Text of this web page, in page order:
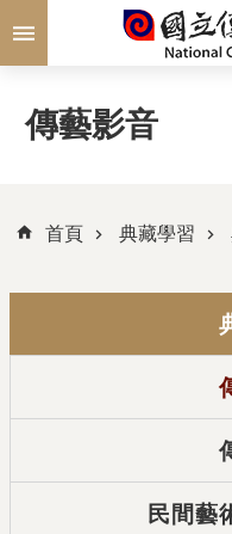
跳到主要內容區塊
傳藝影音
首頁 典藏學習
民間藝